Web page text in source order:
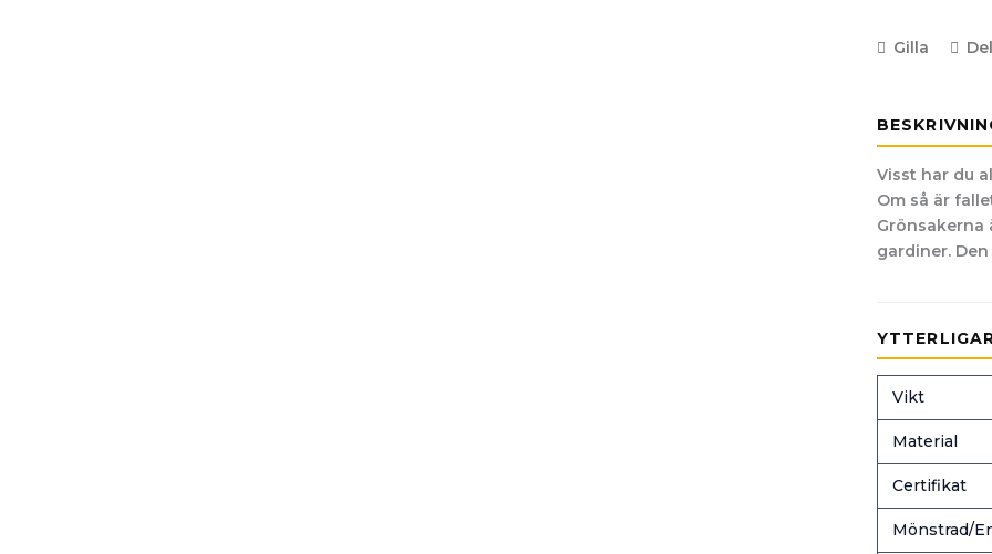
Gilla
Visst har du
Om så är
Grönsakerna
gardiner.
Vikt
Material
Certifikat
Mönstrad/